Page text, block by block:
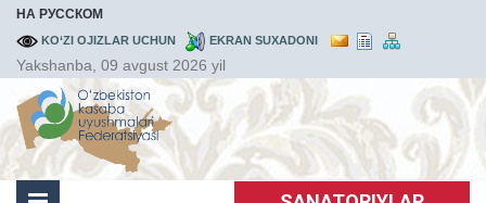
НА РУССКОМ
KO‘ZI OJIZLAR UCHUN EKRAN SUXADONI
Yakshanba, 09 avgust 2026 yil